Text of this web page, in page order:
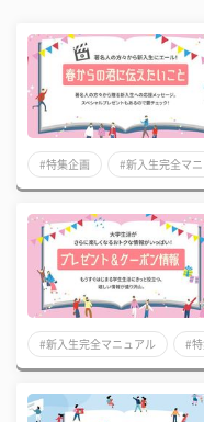
#特集企画 #新入生完全マニ
#新入生完全マニュアル #特